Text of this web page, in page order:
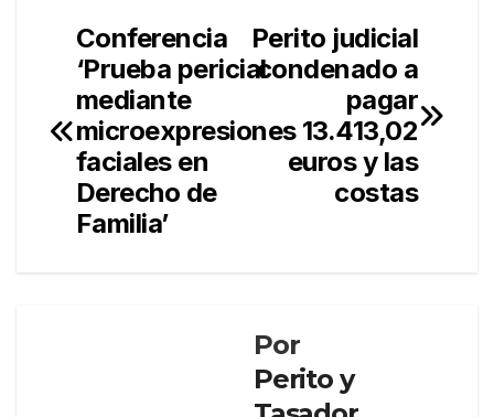
Navegación
de
entradas
Perito judicial
condenado a
pagar
13.413,02
euros y las
costas
Conferencia
‘Prueba pericial
mediante
microexpresiones
faciales en
Derecho de
Familia’
Por
Perito y